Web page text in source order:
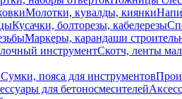
Молотки, кувалды, киянки
Кусачки, болторезы, кабелерезы
Маркеры, карандаши
инструментСкотч, ленты
Сумки, пояса для инструментов
для бетоносмесителей